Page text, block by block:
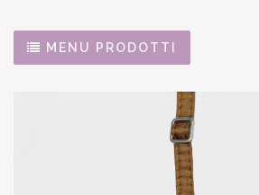
MENU PRODOTTI